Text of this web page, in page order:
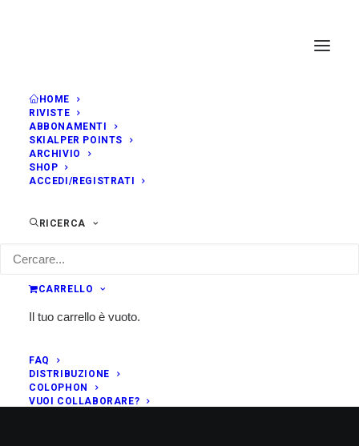
HOME
RIVISTE
ABBONAMENTI
SKIALPER POINTS
ARCHIVIO
SHOP
ACCEDI/REGISTRATI
RICERCA
CARRELLO
Il tuo carrello è vuoto.
FAQ
DISTRIBUZIONE
COLOPHON
VUOI COLLABORARE?